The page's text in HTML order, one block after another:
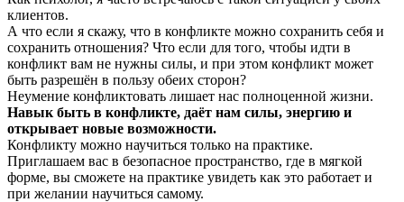
клиентов.
А что если я скажу, что в конфликте можно сохранить себя и
сохранить отношения? Что если для того, чтобы идти в
конфликт вам не нужны силы, и при этом конфликт может
быть разрешён в пользу обеих сторон?
Неумение конфликтовать лишает нас полноценной жизни.
Навык быть в конфликте, даёт нам силы, энергию и
открывает новые возможности.
Конфликту можно научиться только на практике.
Приглашаем вас в безопасное пространство, где в мягкой
форме, вы сможете на практике увидеть как это работает и
при желании научиться самому.